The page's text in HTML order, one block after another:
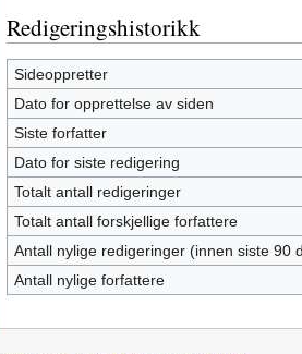
Redigeringshistorikk
Sideoppretter
Dato for opprettelse av siden
Siste forfatter
Dato for siste redigering
Totalt antall redigeringer
Totalt antall forskjellige forfattere
Antall nylige redigeringer (innen siste 90
Antall nylige forfattere